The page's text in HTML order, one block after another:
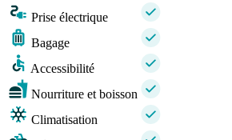
Prise électrique
Bagage
Accessibilité
Nourriture et boisson
Climatisation